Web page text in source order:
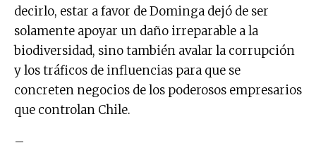
decirlo, estar a favor de Dominga dejó de ser
solamente apoyar un daño irreparable a la
biodiversidad, sino también avalar la corrupción
y los tráficos de influencias para que se
concreten negocios de los poderosos empresarios
que controlan Chile.
–